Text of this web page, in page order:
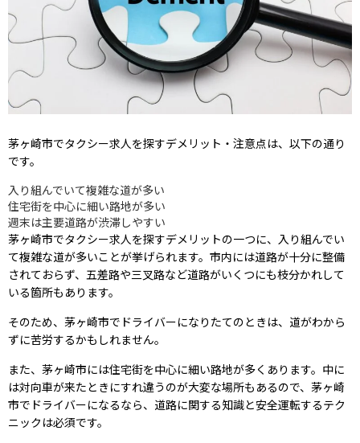
茅ヶ崎市でタクシー求人を探すデメリット・注意点は、以下の通り
です。
入り組んでいて複雑な道が多い
住宅街を中心に細い路地が多い
週末は主要道路が渋滞しやすい
茅ヶ崎市でタクシー求人を探すデメリットの一つに、入り組んでい
て複雑な道が多いことが挙げられます。市内には道路が十分に整備
されておらず、五差路や三叉路など道路がいくつにも枝分かれして
いる箇所もあります。
そのため、茅ヶ崎市でドライバーになりたてのときは、道がわから
ずに苦労するかもしれません。
また、茅ヶ崎市には住宅街を中心に細い路地が多くあります。中に
は対向車が来たときにすれ違うのが大変な場所もあるので、茅ヶ崎
市でドライバーになるなら、道路に関する知識と安全運転するテク
ニックは必須です。